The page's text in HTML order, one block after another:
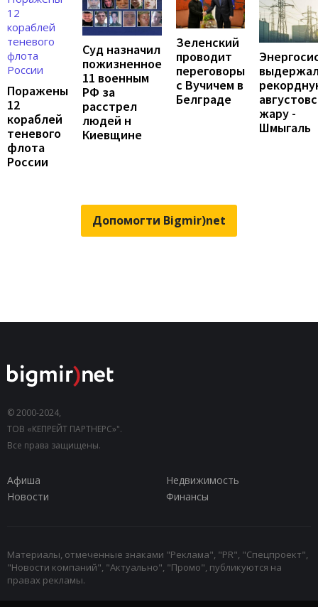
Поражены
12
кораблей
теневого
флота
России
Суд назначил
пожизненное
11 военным
РФ за
расстрел
людей н
Киевщине
Зеленский
проводит
переговоры
с Вучичем в
Белграде
жару -
Шмыгаль
Допомогти Bigmir)net
© 2000-2024,
ТОВ «КЕПРЕЙТ ПАРТНЕРС»".
Все права защищены.
Афиша
Недвижимость
Новости
Финансы
Материалы, отмеченные знаками "Реклама", "PR", "Спецпроект",
"Новости компаний", "Актуально", "Промо", публикуются на
правах рекламы.